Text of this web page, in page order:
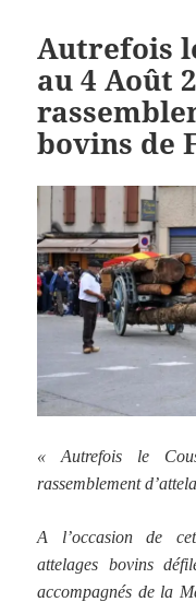
Autrefois
au 4 Août
bovins de
« Autrefois le
rassemblement
A l’occasion de
attelages bovins
accompagnés de la